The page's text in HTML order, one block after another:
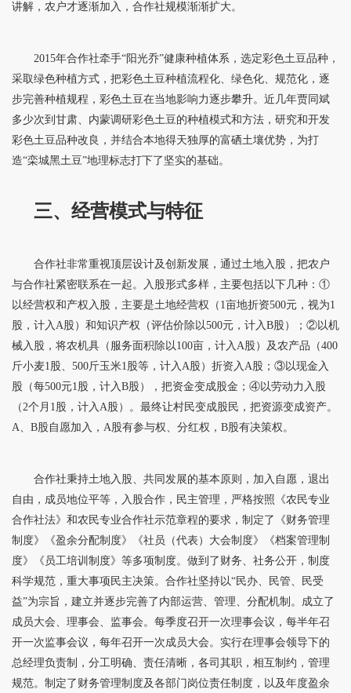
讲解，农户才逐渐加入，合作社规模渐渐扩大。
2015年合作社牵手“阳光乔”健康种植体系，选定彩色土豆品种，
采取绿色种植方式，把彩色土豆种植流程化、绿色化、规范化，逐
步完善种植规程，彩色土豆在当地影响力逐步攀升。近几年贾同斌
多少次到甘肃、内蒙调研彩色土豆的种植模式和方法，研究和开发
彩色土豆品种改良，并结合本地得天独厚的富硒土壤优势，为打
造“栾城黑土豆”地理标志打下了坚实的基础。
三、经营模式与特征
合作社非常重视顶层设计及创新发展，通过土地入股，把农户
与合作社紧密联系在一起。入股形式多样，主要包括以下几种：①
以经营权和产权入股，主要是土地经营权（1亩地折资500元，视为1
股，计入A股）和知识产权（评估价除以500元，计入B股）；②以机
械入股，将农机具（服务面积除以100亩，计入A股）及农产品（400
斤小麦1股、500斤玉米1股等，计入A股）折资入A股；③以现金入
股（每500元1股，计入B股），把资金变成股金；④以劳动力入股
（2个月1股，计入A股）。最终让村民变成股民，把资源变成资产。
A、B股自愿加入，A股有参与权、分红权，B股有决策权。
合作社秉持土地入股、共同发展的基本原则，加入自愿，退出
自由，成员地位平等，入股合作，民主管理，严格按照《农民专业
合作社法》和农民专业合作社示范章程的要求，制定了《财务管理
制度》《盈余分配制度》《社员（代表）大会制度》《档案管理制
度》《员工培训制度》等多项制度。做到了财务、社务公开，制度
科学规范，重大事项民主决策。合作社坚持以“民办、民管、民受
益”为宗旨，建立并逐步完善了内部运营、管理、分配机制。成立了
成员大会、理事会、监事会。每季度召开一次理事会议，每半年召
开一次监事会议，每年召开一次成员大会。实行在理事会领导下的
总经理负责制，分工明确、责任清晰，各司其职，相互制约，管理
规范。制定了财务管理制度及各部门岗位责任制度，以及年度盈余